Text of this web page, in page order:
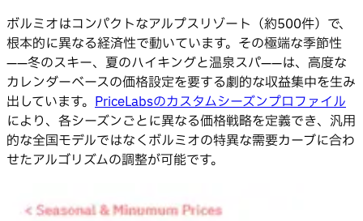
ボルミオはコンパクトなアルプスリゾート（約500件）で、
根本的に異なる経済性で動いています。その極端な季節性
——冬のスキー、夏のハイキングと温泉スパ——は、高度な
カレンダーベースの価格設定を要する劇的な収益集中を生み
出しています。 PriceLabsのカスタムシーズンプロファイル
により、各シーズンごとに異なる価格戦略を定義でき、汎用
的な全国モデルではなくボルミオの特異な需要カーブに合わ
せたアルゴリズムの調整が可能です。